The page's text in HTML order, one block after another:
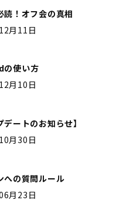
読！オフ会の真相
月11日
使い方
月10日
デートのお知らせ】
月30日
への質問ルール
月23日